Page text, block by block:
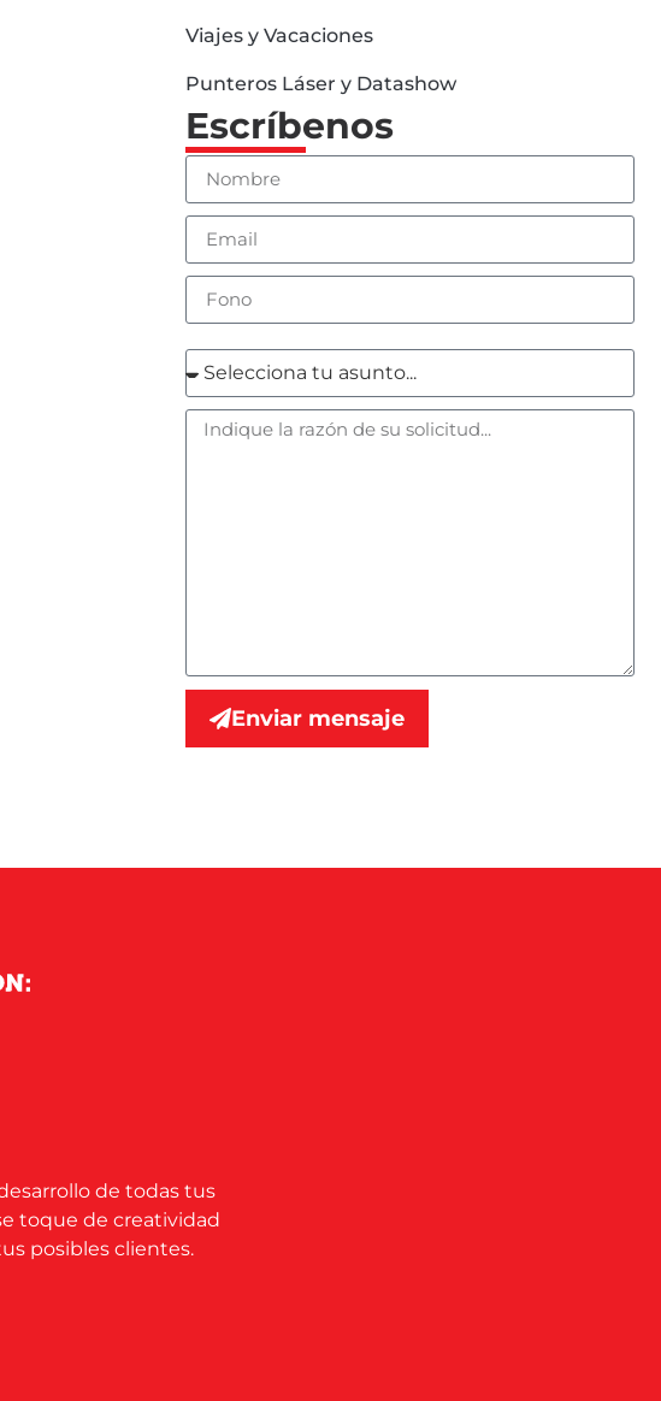
Viajes y Vacaciones
Punteros Láser y Datashow
Escríbenos
Enviar mensaje
de todas tus
toque de creatividad
posibles clientes.